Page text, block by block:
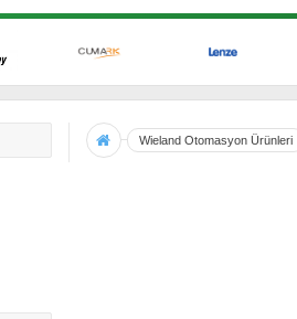
Wieland Otomasyon Ürünleri